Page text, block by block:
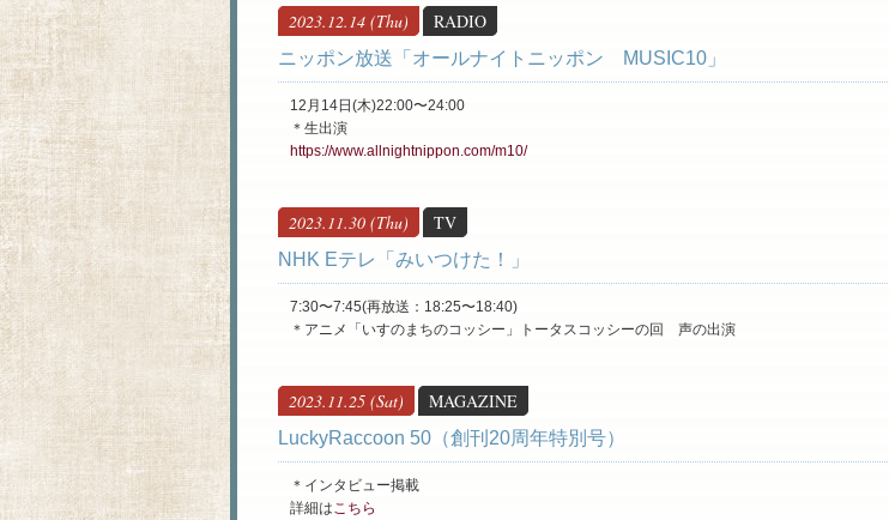
2023.12.14 (Thu) RADIO
ニッポン放送「オールナイトニッポン MUSIC10」
12月14日(木)22:00〜24:00
＊生出演
https://www.allnightnippon.com/m10/
2023.11.30 (Thu) TV
​NHK Eテレ「みいつけた！」
7:30〜7:45(再放送：18:25〜18:40)
＊アニメ「いすのまちのコッシー」トータスコッシーの回 声の出演
2023.11.25 (Sat) MAGAZINE
LuckyRaccoon 50（創刊20周年特別号）
＊インタビュー掲載
詳細はこちら